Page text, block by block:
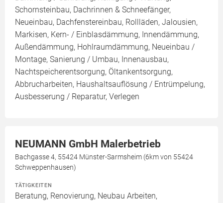
Schornsteinbau, Dachrinnen & Schneefänger,
Neueinbau, Dachfenstereinbau, Rollläden, Jalousien,
Markisen, Kern- / Einblasdämmung, Innendämmung,
Außendämmung, Hohlraumdämmung, Neueinbau /
Montage, Sanierung / Umbau, Innenausbau,
Nachtspeicherentsorgung, Öltankentsorgung,
Abbrucharbeiten, Haushaltsauflösung / Entrümpelung,
Ausbesserung / Reparatur, Verlegen
NEUMANN GmbH Malerbetrieb
Bachgasse 4, 55424 Münster-Sarmsheim (6km von 55424
Schweppenhausen)
TÄTIGKEITEN
Beratung, Renovierung, Neubau Arbeiten,